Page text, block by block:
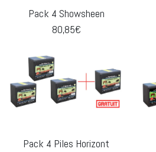
Pack 4 Showsheen
80,85€
Pack 4 Piles Horizont